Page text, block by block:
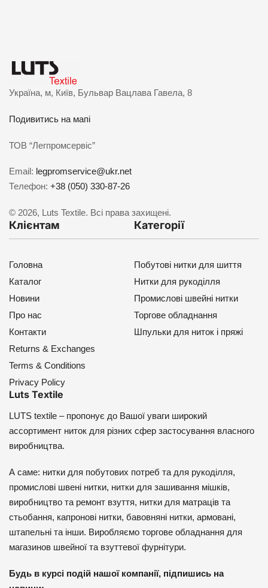
Україна, м, Київ, Бульвар Вацлава Гавела, 8
Подивитись на мапі
ТОВ “Легпромсервіс”
Email: legpromservice@ukr.net
Телефон: +38 (050) 330-87-26
© 2026, Luts Textile. Всі права захищені.
Клієнтам
Головна
Каталог
Новини
Про нас
Контакти
Returns & Exchanges
Terms & Conditions
Privacy Policy
Категорії
Побутові нитки для шиття
Нитки для рукоділля
Промислові швейні нитки
Торгове обладнання
Шпульки для ниток і пряжі
Luts Textile
LUTS textile – пропонує до Вашої уваги широкий
ассортимент ниток для різних сфер застосування власного
виробництва.
А саме: нитки для побутових потреб та для рукоділля,
промислові швені нитки, нитки для зашивання мішків,
виробництво та ремонт взуття, нитки для матраців та
стьобання, капронові нитки, бавовняні нитки, армовані,
штапельні та інши. Виробляємо торгове обладнання для
магазинов швейної та взуттевої фурнітури.
Будь в курсі подій нашої компанії, підпишись на